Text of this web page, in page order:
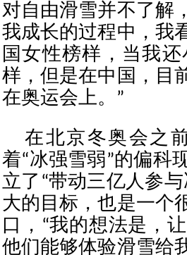
对自由滑雪并不了解
我成长的过程中，我
国女性榜样，当我
样，但是在中国，目
在奥运会上。”
在北京冬奥会之
着“冰强雪弱”的偏科
立了“带动三亿人参
大的目标，也是一个
口，“我的想法是，
他们能够体验滑雪给